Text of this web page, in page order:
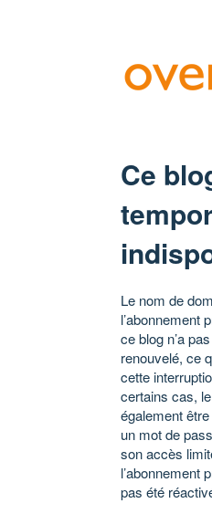
Ce
Le nom de
l’abonnement
ce blog n’a
renouvelé, ce
cette
certains cas,
également
un mot de
son accès
l’abonnement
pas été